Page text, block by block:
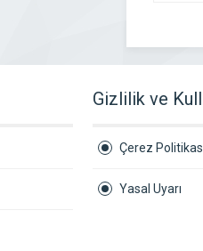
Gizlilik ve
Çerez
Yasal Uyarı